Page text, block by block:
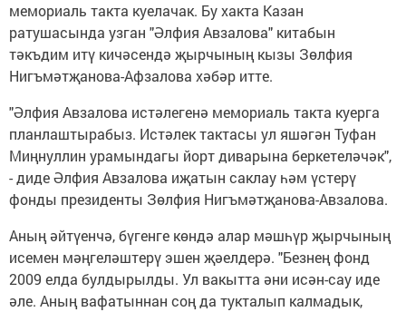
мемориаль такта куелачак. Бу хакта Казан
ратушасында узган "Әлфия Авзалова" китабын
тәкъдим итү кичәсендә җырчының кызы Зөлфия
Нигъмәтҗанова-Афзалова хәбәр итте.
"Әлфия Авзалова истәлегенә мемориаль такта куерга
планлаштырабыз. Истәлек тактасы ул яшәгән Туфан
Миңнуллин урамындагы йорт диварына беркетеләчәк",
- диде Әлфия Авзалова иҗатын саклау һәм үстерү
фонды президенты Зөлфия Нигъмәтҗанова-Авзалова.
Аның әйтүенчә, бүгенге көндә алар мәшһүр җырчының
исемен мәңгеләштерү эшен җәелдерә. "Безнең фонд
2009 елда булдырылды. Ул вакытта әни исән-сау иде
әле. Аның вафатыннан соң да тукталып калмадык,